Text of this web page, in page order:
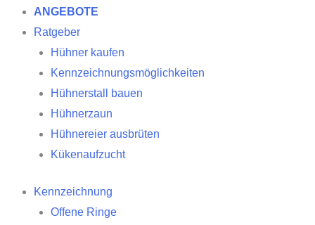
ANGEBOTE
Ratgeber
Hühner kaufen
Kennzeichnungsmöglichkeiten
Hühnerstall bauen
Hühnerzaun
Hühnereier ausbrüten
Kükenaufzucht
Kennzeichnung
Offene Ringe